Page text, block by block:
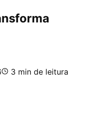
3 min de leitura